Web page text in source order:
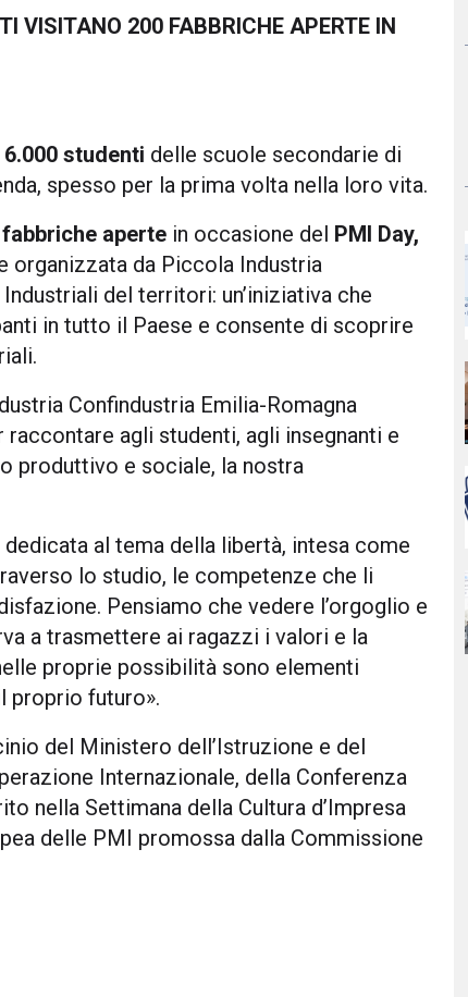
VISITANO 200 FABBRICHE APERTE IN
studenti delle scuole secondarie di
spesso per la prima volta nella loro vita.
apertein occasione del PMI Day,
organizzata da Piccola Industria
del territori: un’iniziativa che
in tutto il Paese e consente di scoprire
Confindustria Emilia-Romagna
raccontare agli studenti, agli insegnanti e
produttivo e sociale, la nostra
al tema della libertà, intesa come
lo studio, le competenze che li
Pensiamo che vedere l’orgoglio e
a trasmettere ai ragazzi i valori e la
proprie possibilità sono elementi
proprio futuro».
del Ministero dell’Istruzione e del
Internazionale, della Conferenza
nella Settimana della Cultura d’Impresa
delle PMI promossa dalla Commissione